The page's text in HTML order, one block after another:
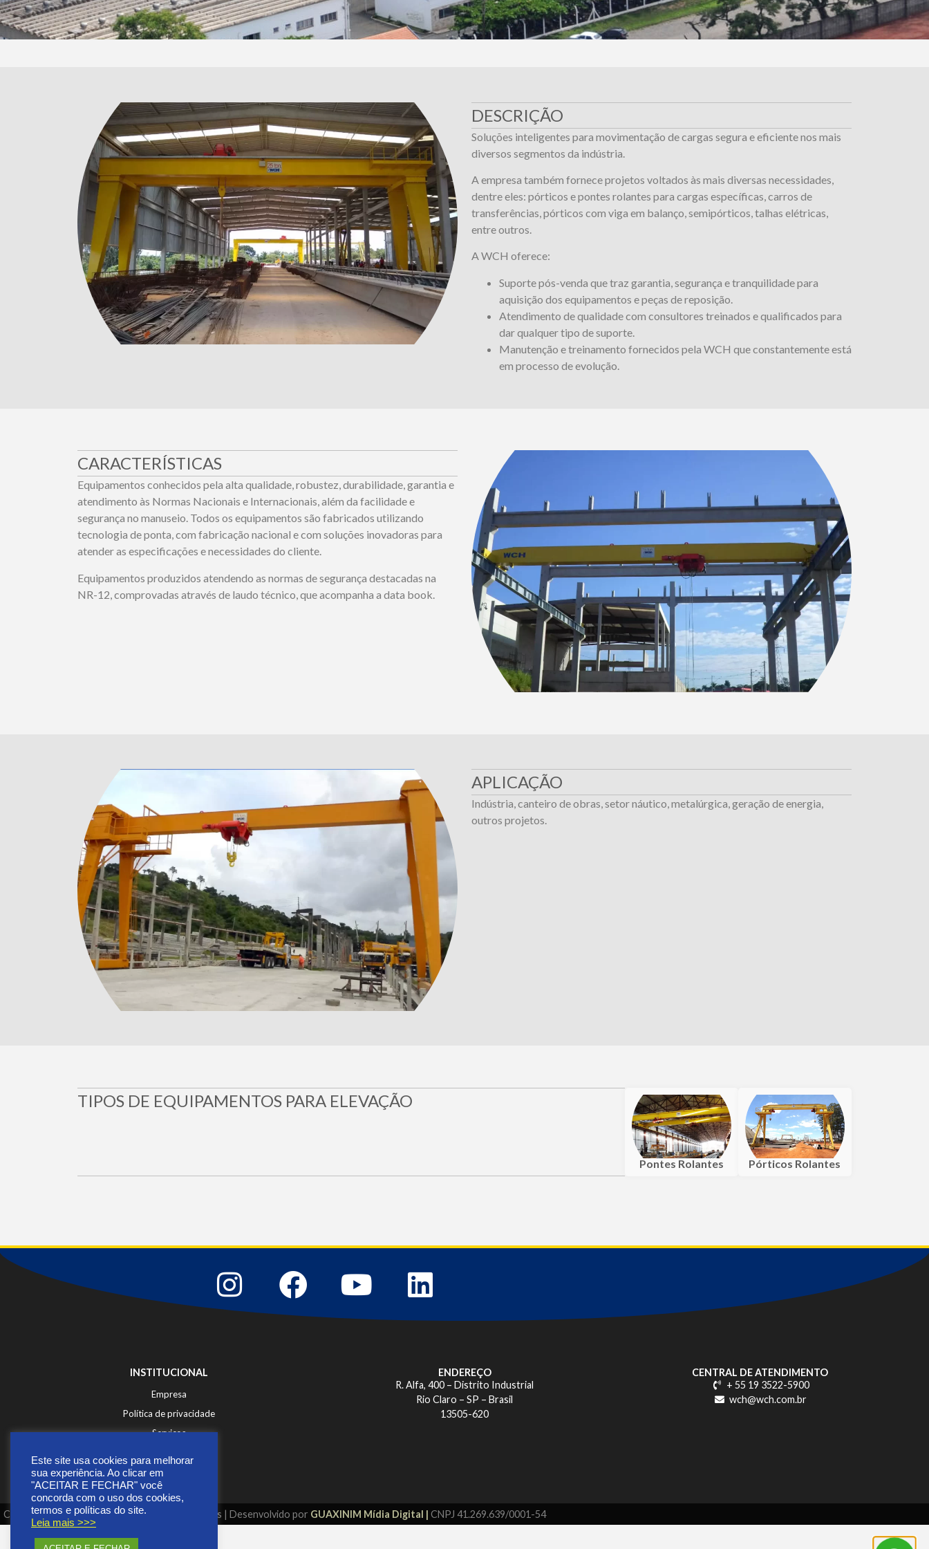
DESCRIÇÃO
Soluções inteligentes para movimentação de cargas segura e eficiente nos mais
diversos segmentos da indústria.
A empresa também fornece projetos voltados às mais diversas necessidades,
dentre eles: pórticos e pontes rolantes para cargas específicas, carros de
transferências, pórticos com viga em balanço, semipórticos, talhas elétricas,
entre outros.
A WCH oferece:
Suporte pós-venda que traz garantia, segurança e tranquilidade para
aquisição dos equipamentos e peças de reposição.
Atendimento de qualidade com consultores treinados e qualificados para
dar qualquer tipo de suporte.
Manutenção e treinamento fornecidos pela WCH que constantemente está
em processo de evolução.
CARACTERÍSTICAS
Equipamentos conhecidos pela alta qualidade, robustez, durabilidade, garantia e
atendimento às Normas Nacionais e Internacionais, além da facilidade e
segurança no manuseio. Todos os equipamentos são fabricados utilizando
tecnologia de ponta, com fabricação nacional e com soluções inovadoras para
atender as especificações e necessidades do cliente.
Equipamentos produzidos atendendo as normas de segurança destacadas na
NR-12, comprovadas através de laudo técnico, que acompanha a data book.
APLICAÇÃO
Indústria, canteiro de obras, setor náutico, metalúrgica, geração de energia,
outros projetos.
TIPOS DE EQUIPAMENTOS PARA ELEVAÇÃO
Pontes Rolantes Pórticos Rolantes
INSTITUCIONAL
Empresa
Política de privacidade
Serviços
ENDEREÇO
R. Alfa, 400 – Distrito Industrial
Rio Claro – SP – Brasil
13505-620
CENTRAL DE ATENDIMENTO
+ 55 19 3522-5900
wch@wch.com.br
Copyright © 2026 | Todos os direitos reservados | Desenvolvido por GUAXINIM Mídia Digital | CNPJ 41.269.639/0001-54
Este site usa cookies para melhorar
sua experiência. Ao clicar em
"ACEITAR E FECHAR" você
concorda com o uso dos cookies,
termos e políticas do site.
Leia mais >>>